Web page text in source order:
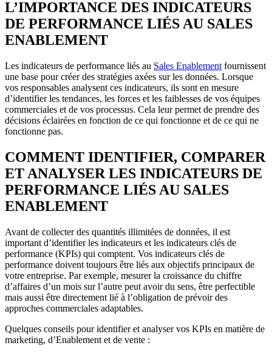
L’IMPORTANCE DES INDICATEURS
DE PERFORMANCE LIÉS AU SALES
ENABLEMENT
Les indicateurs de performance liés au Sales Enablement fournissent
une base pour créer des stratégies axées sur les données. Lorsque
vos responsables analysent ces indicateurs, ils sont en mesure
d’identifier les tendances, les forces et les faiblesses de vos équipes
commerciales et de vos processus. Cela leur permet de prendre des
décisions éclairées en fonction de ce qui fonctionne et de ce qui ne
fonctionne pas.
COMMENT IDENTIFIER, COMPARER
ET ANALYSER LES INDICATEURS DE
PERFORMANCE LIÉS AU SALES
ENABLEMENT
Avant de collecter des quantités illimitées de données, il est
important d’identifier les indicateurs et les indicateurs clés de
performance (KPIs) qui comptent. Vos indicateurs clés de
performance doivent toujours être liés aux objectifs principaux de
votre entreprise. Par exemple, mesurer la croissance du chiffre
d’affaires d’un mois sur l’autre peut avoir du sens, être perfectible
mais aussi être directement lié à l’obligation de prévoir des
approches commerciales adaptables.
Quelques conseils pour identifier et analyser vos KPIs en matière de
marketing, d’Enablement et de vente :